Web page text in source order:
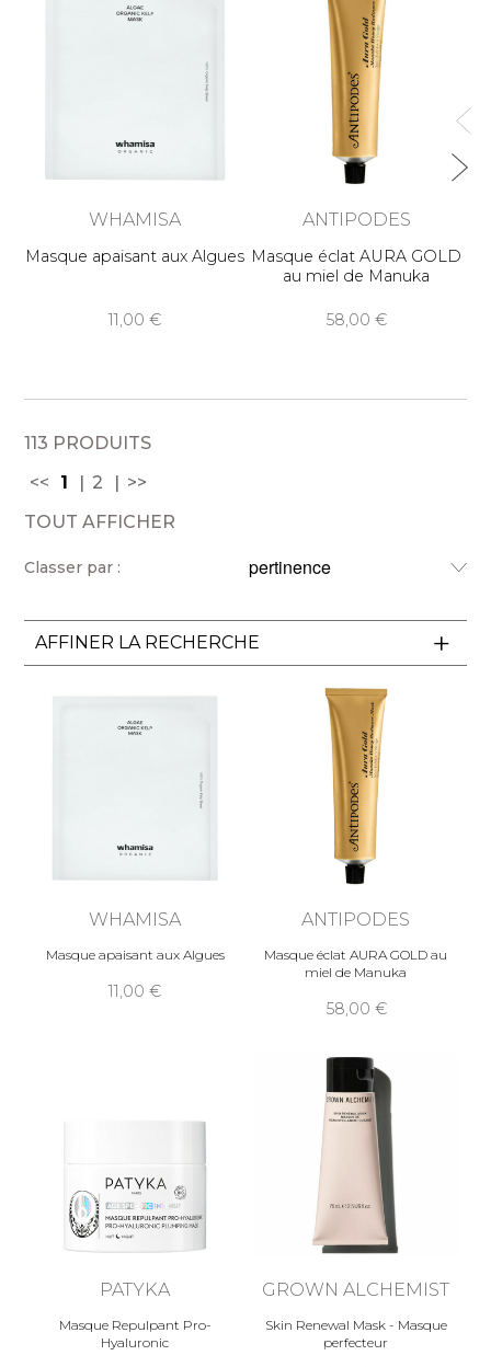
WHAMISA
Masque apaisant aux Algues
11,00
ANTIPODES
Masque éclat AURA GOLD
au miel de Manuka
58,00
113 PRODUITS
<<
1 2
>>
TOUT AFFICHER
Classer par :
AFFINER LA RECHERCHE
WHAMISA
Masque apaisant aux Algues
11,00
ANTIPODES
Masque éclat AURA GOLD au
miel de Manuka
58,00
PATYKA
Masque Repulpant Pro-
Hyaluronic
GROWN ALCHEMIST
Skin Renewal Mask - Masque
perfecteur